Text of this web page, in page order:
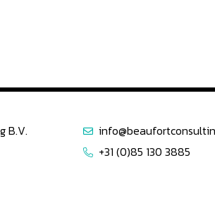
B.V.
+31 (0)85 130 3885